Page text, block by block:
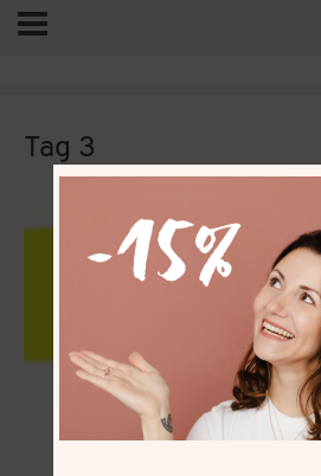
Tag 3
Vertrag widerrufen